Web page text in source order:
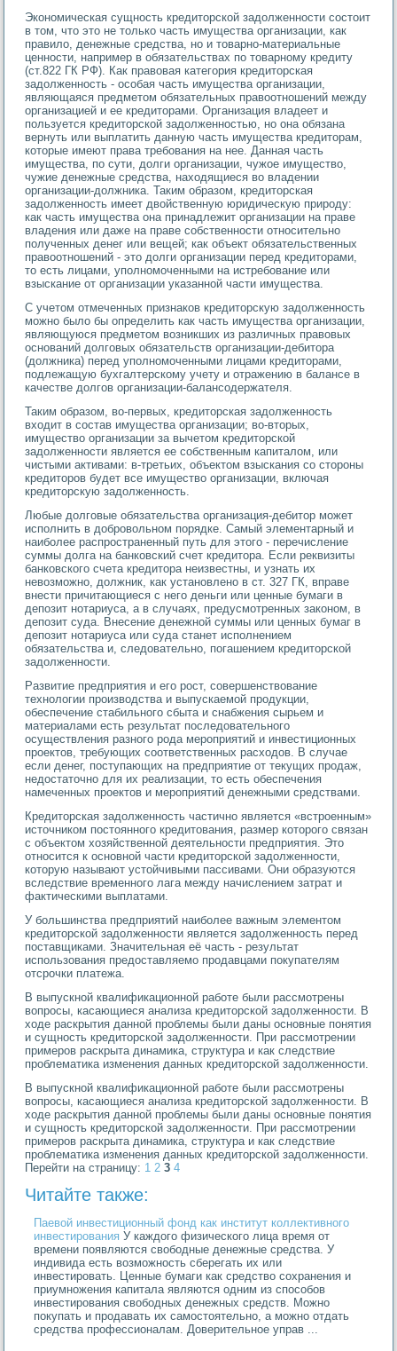
Экономическая сущность кредиторской задолженности состоит
в том, что это не только часть имущества организации, как
правило, денежные средства, но и товарно-материальные
ценности, например в обязательствах по товарному кредиту
(ст.822 ГК РФ). Как правовая категория кредиторская
задолженность - особая часть имущества организации,
являющаяся предметом обязательных правоотношений между
организацией и ее кредиторами. Организация владеет и
пользуется кредиторской задолженностью, но она обязана
вернуть или выплатить данную часть имущества кредиторам,
которые имеют права требования на нее. Данная часть
имущества, по сути, долги организации, чужое имущество,
чужие денежные средства, находящиеся во владении
организации-должника. Таким образом, кредиторская
задолженность имеет двойственную юридическую природу:
как часть имущества она принадлежит организации на праве
владения или даже на праве собственности относительно
полученных денег или вещей; как объект обязательственных
правоотношений - это долги организации перед кредиторами,
то есть лицами, уполномоченными на истребование или
взыскание от организации указанной части имущества.
С учетом отмеченных признаков кредиторскую задолженность
можно было бы определить как часть имущества организации,
являющуюся предметом возникших из различных правовых
оснований долговых обязательств организации-дебитора
(должника) перед уполномоченными лицами кредиторами,
подлежащую бухгалтерскому учету и отражению в балансе в
качестве долгов организации-балансодержателя.
Таким образом, во-первых, кредиторская задолженность
входит в состав имущества организации; во-вторых,
имущество организации за вычетом кредиторской
задолженности является ее собственным капиталом, или
чистыми активами: в-третьих, объектом взыскания со стороны
кредиторов будет все имущество организации, включая
кредиторскую задолженность.
Любые долговые обязательства организация-дебитор может
исполнить в добровольном порядке. Самый элементарный и
наиболее распространенный путь для этого - перечисление
суммы долга на банковский счет кредитора. Если реквизиты
банковского счета кредитора неизвестны, и узнать их
невозможно, должник, как установлено в ст. 327 ГК, вправе
внести причитающиеся с него деньги или ценные бумаги в
депозит нотариуса, а в случаях, предусмотренных законом, в
депозит суда. Внесение денежной суммы или ценных бумаг в
депозит нотариуса или суда станет исполнением
обязательства и, следовательно, погашением кредиторской
задолженности.
Развитие предприятия и его рост, совершенствование
технологии производства и выпускаемой продукции,
обеспечение стабильного сбыта и снабжения сырьем и
материалами есть результат последовательного
осуществления разного рода мероприятий и инвестиционных
проектов, требующих соответственных расходов. В случае
если денег, поступающих на предприятие от текущих продаж,
недостаточно для их реализации, то есть обеспечения
намеченных проектов и мероприятий денежными средствами.
Кредиторская задолженность частично является «встроенным»
источником постоянного кредитования, размер которого связан
с объектом хозяйственной деятельности предприятия. Это
относится к основной части кредиторской задолженности,
которую называют устойчивыми пассивами. Они образуются
вследствие временного лага между начислением затрат и
фактическими выплатами.
У большинства предприятий наиболее важным элементом
кредиторской задолженности является задолженность перед
поставщиками. Значительная её часть - результат
использования предоставляемо продавцами покупателям
отсрочки платежа.
В выпускной квалификационной работе были рассмотрены
вопросы, касающиеся анализа кредиторской задолженности. В
ходе раскрытия данной проблемы были даны основные понятия
и сущность кредиторской задолженности. При рассмотрении
примеров раскрыта динамика, структура и как следствие
проблематика изменения данных кредиторской задолженности.
В выпускной квалификационной работе были рассмотрены
вопросы, касающиеся анализа кредиторской задолженности. В
ходе раскрытия данной проблемы были даны основные понятия
и сущность кредиторской задолженности. При рассмотрении
примеров раскрыта динамика, структура и как следствие
проблематика изменения данных кредиторской задолженности.
Перейти на страницу: 1 2 3 4
Читайте также:
Паевой инвестиционный фонд как институт коллективного
инвестирования У каждого физического лица время от
времени появляются свободные денежные средства. У
индивида есть возможность сберегать их или
инвестировать. Ценные бумаги как средство сохранения и
приумножения капитала являются одним из способов
инвестирования свободных денежных средств. Можно
покупать и продавать их самостоятельно, а можно отдать
средства профессионалам. Доверительное управ ...